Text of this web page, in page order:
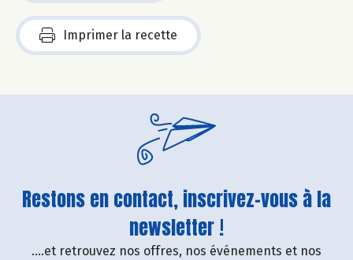
Imprimer la recette
Restons en contact, inscrivez-vous à la
newsletter !
....et retrouvez nos offres, nos événements et nos